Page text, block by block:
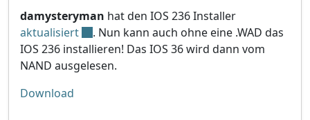
damysteryman hat den IOS 236 Installer
aktualisiert
. Nun kann auch ohne eine .WAD das
IOS 236 installieren! Das IOS 36 wird dann vom
NAND ausgelesen.
Download